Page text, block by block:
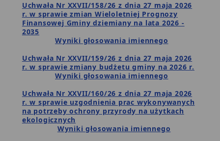
Uchwała Nr XXVII/158/26 z dnia 27 maja 2026
r. w sprawie zmian Wieloletniej Prognozy
Finansowej Gminy dziemiany na lata 2026 -
2035
Wyniki głosowania imiennego
Uchwała Nr XXVII/159/26 z dnia 27 maja 2026
r. w sprawie zmiany budżetu gminy na 2026 r.
Wyniki głosowania imiennego
Uchwała Nr XXVII/160/26 z dnia 27 maja 2026
r. w sprawie uzgodnienia prac wykonywanych
na potrzeby ochrony przyrody na użytkach
ekologicznych
Wyniki głosowania imiennego